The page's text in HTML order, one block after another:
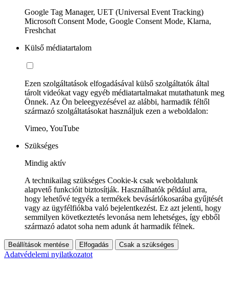
Google Tag Manager, UET (Universal Event Tracking)
Microsoft Consent Mode, Google Consent Mode, Klarna,
Freshchat
Külső médiatartalom
Ezen szolgáltatások elfogadásával külső szolgáltatók által
tárolt videókat vagy egyéb médiatartalmakat mutathatunk meg
Önnek. Az Ön beleegyezésével az alábbi, harmadik féltől
származó szolgáltatásokat használjuk ezen a weboldalon:
Vimeo, YouTube
Szükséges
Mindig aktív
A technikailag szükséges Cookie-k csak weboldalunk
alapvető funkcióit biztosítják. Használhatók például arra,
hogy lehetővé tegyék a termékek bevásárlókosarába gyűjtését
vagy az ügyfélfiókba való bejelentkezést. Ez azt jelenti, hogy
semmilyen következtetés levonása nem lehetséges, így ebből
származó adatot soha nem adunk át harmadik félnek.
Beállítások mentése Elfogadás Csak a szükséges
Adatvédelemi nyilatkozatot